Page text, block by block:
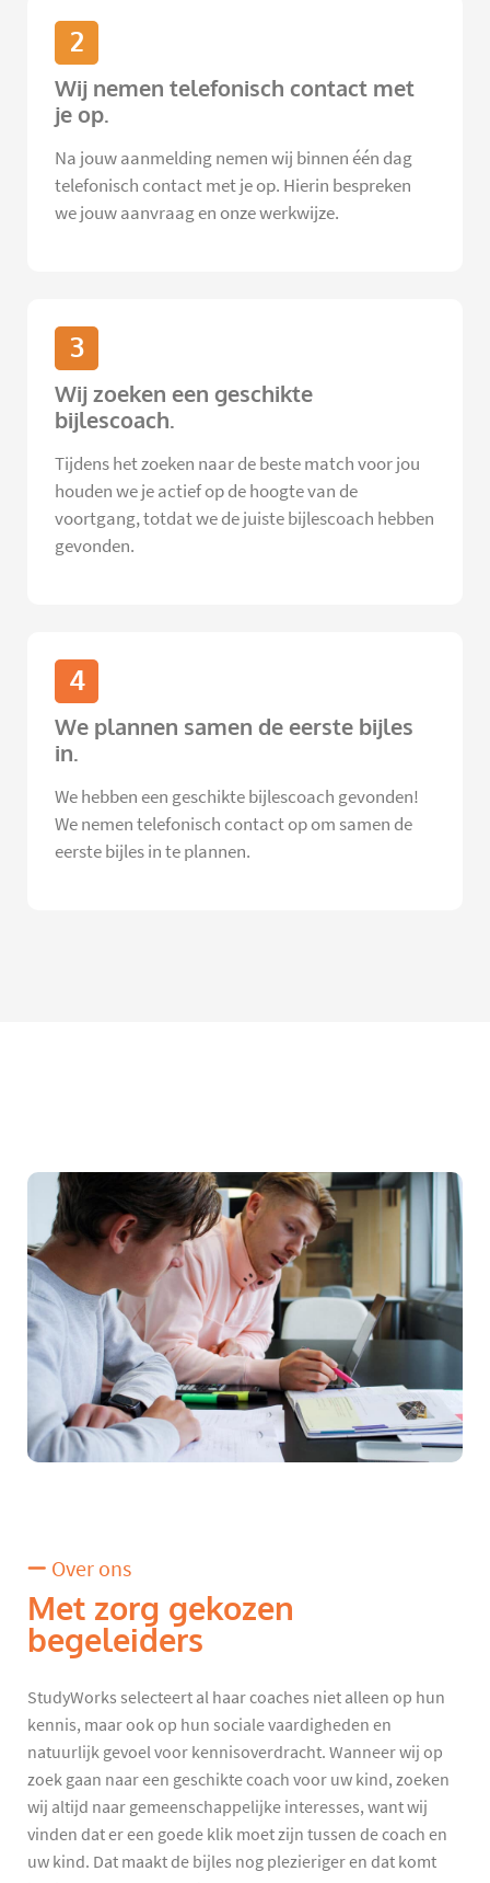
2
Wij nemen telefonisch contact met
je op.
Na jouw aanmelding nemen wij binnen één dag
telefonisch contact met je op. Hierin bespreken
we jouw aanvraag en onze werkwijze.
3
Wij zoeken een geschikte
bijlescoach.
Tijdens het zoeken naar de beste match voor jou
houden we je actief op de hoogte van de
voortgang, totdat we de juiste bijlescoach hebben
gevonden.
4
We plannen samen de eerste bijles
in.
We hebben een geschikte bijlescoach gevonden!
We nemen telefonisch contact op om samen de
eerste bijles in te plannen.
Over ons
Met zorg gekozen
begeleiders
StudyWorks selecteert al haar coaches niet alleen op hun
kennis, maar ook op hun sociale vaardigheden en
natuurlijk gevoel voor kennisoverdracht. Wanneer wij op
zoek gaan naar een geschikte coach voor uw kind, zoeken
wij altijd naar gemeenschappelijke interesses, want wij
vinden dat er een goede klik moet zijn tussen de coach en
uw kind. Dat maakt de bijles nog plezieriger en dat komt